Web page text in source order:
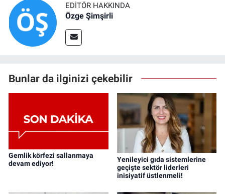
EDITÖR HAKKINDA
Özge Şimşirli
Bunlar da ilginizi çekebilir
Gemlik körfezi sallanmaya
devam ediyor!
Yenileyici gıda sistemlerine
geçişte sektör liderleri
inisiyatif üstlenmeli!